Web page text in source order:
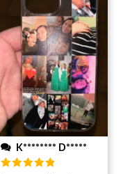
K******** D*****